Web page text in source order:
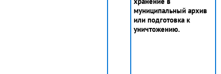
муниципальный архив
или подготовка к
уничтожению.